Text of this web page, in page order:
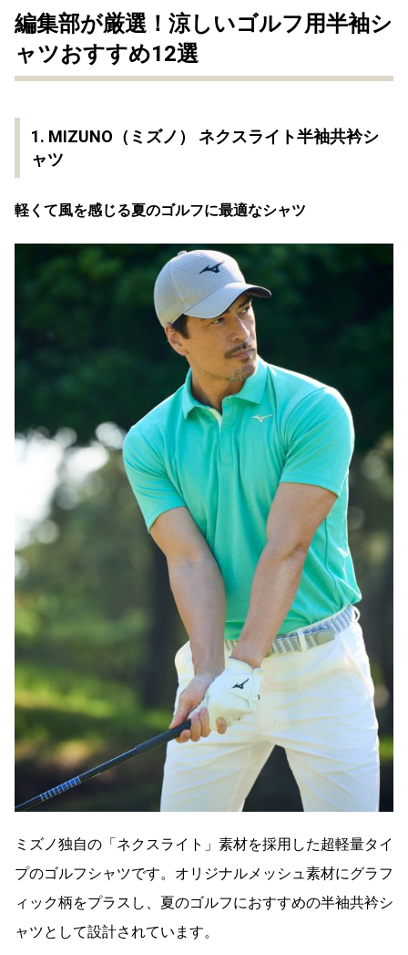
編集部が厳選！涼しいゴルフ用半袖シ
ャツおすすめ12選
1. MIZUNO（ミズノ） ネクスライト半袖共衿シ
ャツ
軽くて風を感じる夏のゴルフに最適なシャツ
ミズノ独自の「ネクスライト」素材を採用した超軽量タイ
プのゴルフシャツです。オリジナルメッシュ素材にグラフ
ィック柄をプラスし、夏のゴルフにおすすめの半袖共衿シ
ャツとして設計されています。